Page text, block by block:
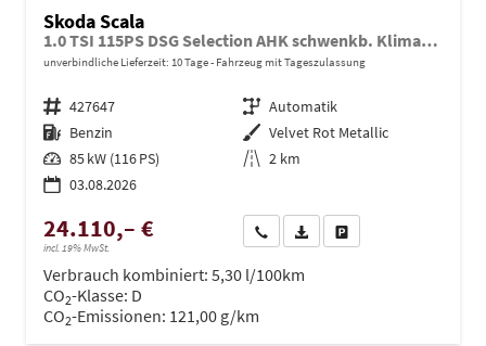
Skoda Scala
1.0 TSI 115PS DSG Selection AHK schwenkb. Klimaautomatik Sitzheizung PDC Rückf.Kamera Apple CarPlay Android Auto
unverbindliche Lieferzeit: 10 Tage Fahrzeug mit Tageszulassung
Fahrzeugnr. 427647 Getriebe Automatik
Kraftstoff Benzin Außenfarbe Velvet Rot Metallic
Leistung 85 kW (116 PS) Kilometerstand 2 km
03.08.2026
24.110,– €
incl. 19% MwSt.
Wir rufen Sie anPDF-Datei, Fahrzeugexposé
Verbrauch kombiniert: 5,30 l/100km
CO2-Klasse: D
CO2-Emissionen: 121,00 g/km